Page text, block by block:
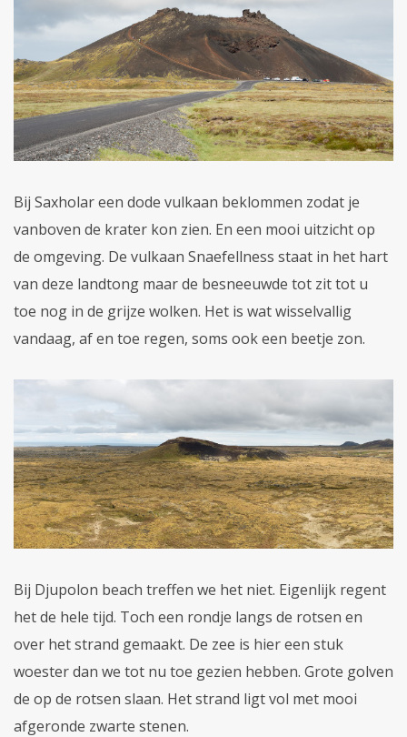
Bij Saxholar een dode vulkaan beklommen zodat je
vanboven de krater kon zien. En een mooi uitzicht op
de omgeving. De vulkaan Snaefellness staat in het hart
van deze landtong maar de besneeuwde tot zit tot u
toe nog in de grijze wolken. Het is wat wisselvallig
vandaag, af en toe regen, soms ook een beetje zon.
Bij Djupolon beach treffen we het niet. Eigenlijk regent
het de hele tijd. Toch een rondje langs de rotsen en
over het strand gemaakt. De zee is hier een stuk
woester dan we tot nu toe gezien hebben. Grote golven
de op de rotsen slaan. Het strand ligt vol met mooi
afgeronde zwarte stenen.